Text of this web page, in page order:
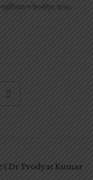
উৎপত্তি হলেও
( Dr Prodyat Kumar